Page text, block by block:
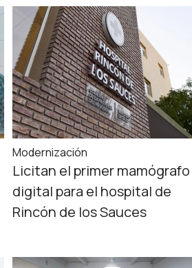
Modernización
Licitan el primer mamógrafo
digital para el hospital de
Rincón de los Sauces